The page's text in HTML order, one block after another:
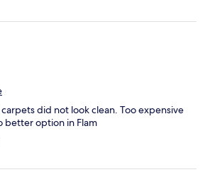
did not look clean. Too expensive
better option in Flam